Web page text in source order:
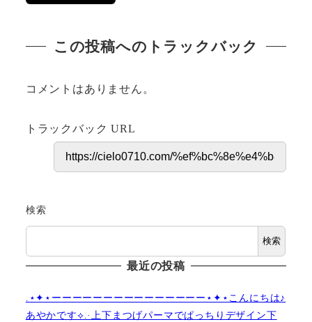
この投稿へのトラックバック
コメントはありません。
トラックバック URL
検索
検索
最近の投稿
.⋆✦⋆ーーーーーーーーーーーーーーー⋆✦⋆こんにちは♪
あやかです︎⟡.·上下まつげパーマでぱっちりデザイン下